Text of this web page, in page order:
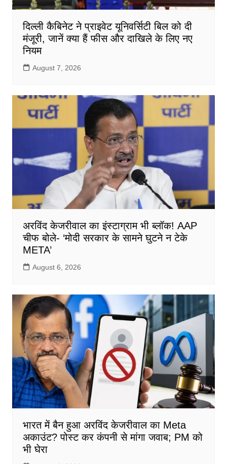
दिल्ली कैबिनेट ने प्राइवेट यूनिवर्सिटी बिल को दी
मंजूरी, जानें क्या हैं फीस और दाखिले के लिए नए
नियम
August 7, 2026
अरविंद केजरीवाल का इंस्टाग्राम भी ब्लॉक! AAP
चीफ बोले- ‘मोदी सरकार के सामने घुटने न टेके
META’
August 6, 2026
भारत में बैन हुआ अरविंद केजरीवाल का Meta
अकाउंट? पोस्ट कर कंपनी से मांगा जवाब; PM को
भी घेरा